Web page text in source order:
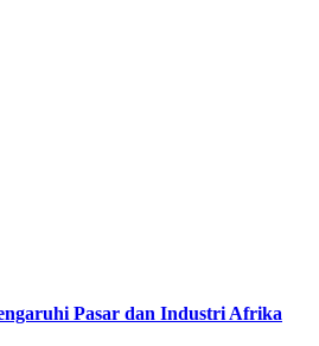
Pasar dan Industri Afrika